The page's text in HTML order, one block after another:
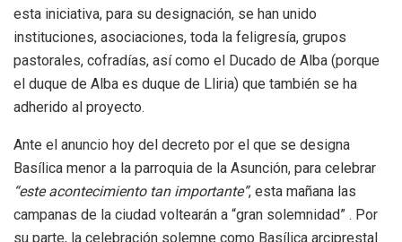
esta iniciativa, para su designación, se han unido
instituciones, asociaciones, toda la feligresía, grupos
pastorales, cofradías, así como el Ducado de Alba (porque
el duque de Alba es duque de Lliria) que también se ha
adherido al proyecto.
Ante el anuncio hoy del decreto por el que se designa
Basílica menor a la parroquia de la Asunción, para celebrar
“este acontecimiento tan importante”, esta mañana las
campanas de la ciudad voltearán a “gran solemnidad” . Por
su parte, la celebración solemne como Basílica arciprestal